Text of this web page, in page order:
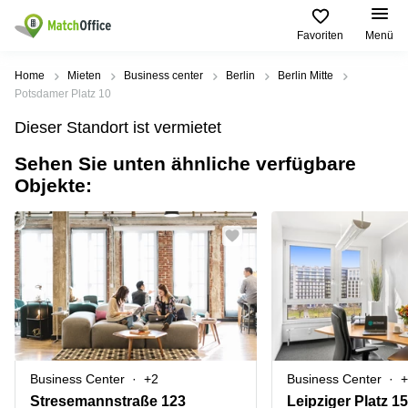
Favoriten Menü
Mieten / Vermieten
Produktseiten
Büro
mieten
center
Coworking
Space
Seminarraum
Virtuelles
Büro
Beliebte
Städte
Büro
mieten
Geschäftsadresse
Hamburg
Geschäftsadresse
mieten
Düsseldorf
Geschäftsadresse
Stuttgart
Büro
Beliebte
Suchanfragen
Regus
Dortmund
Ruhrallee
Dortmund
Office Club
Ballindamm
3
Rahel-
Hirsch-
Straße
Hilfe
Über uns
Büro vermieten
Preis
Log-in
Home Mieten Business center Berlin
Berlin Mitte
Potsdamer Platz 10
Dieser Standort ist vermietet
Sehen Sie unten ähnliche verfügbare
Objekte:
Business Center +2
Stresemannstraße 123
Business Center
Leipziger Platz 15